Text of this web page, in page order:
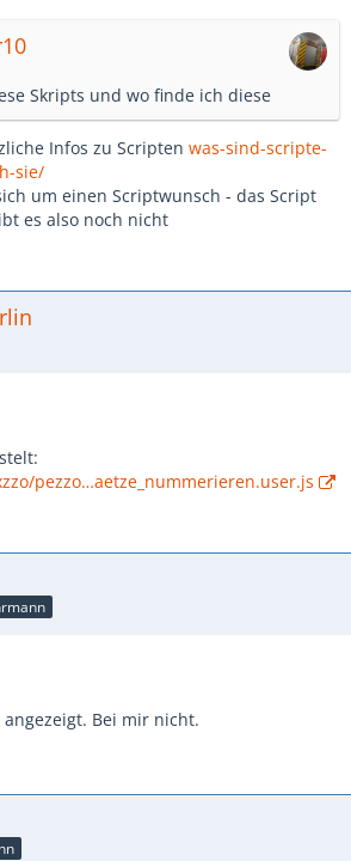
Skripts und wo finde ich diese
Infos zu Scripten was-sind-scripte-
sie/
um einen Scriptwunsch - das Script
es also noch nicht
pezzo…aetze_nummerieren.user.js
Bei mir nicht.